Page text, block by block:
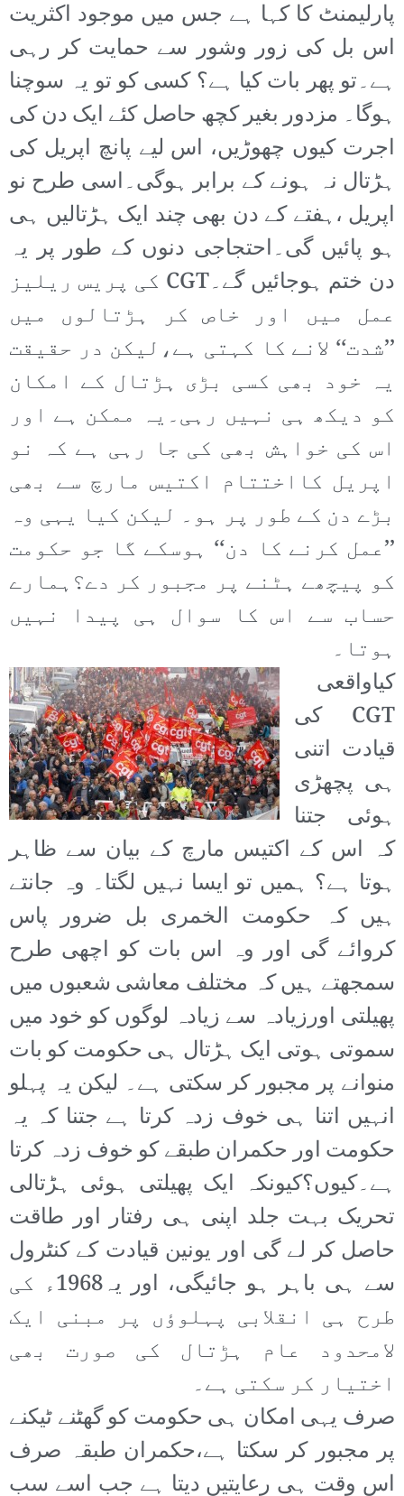
پارلیمنٹ کا کہا ہے جس میں موجود اکثریت
اس بل کی زور وشور سے حمایت کر رہی
ہے۔تو پھر بات کیا ہے؟ کسی کو تو یہ سوچنا
ہوگا۔ مزدور بغیر کچھ حاصل کئے ایک دن کی
اجرت کیوں چھوڑیں، اس لیے پانچ اپریل کی
ہڑتال نہ ہونے کے برابر ہوگی۔اسی طرح نو
اپریل ،ہفتے کے دن بھی چند ایک ہڑتالیں ہی
ہو پائیں گی۔احتجاجی دنوں کے طور پر یہ
دن ختم ہوجائیں گے۔CGT کی پریس ریلیز
عمل میں اور خاص کر ہڑتالوں میں
’’شدت‘‘ لانے کا کہتی ہے،لیکن در حقیقت
یہ خود بھی کسی بڑی ہڑتال کے امکان
کو دیکھ ہی نہیں رہی۔یہ ممکن ہے اور
اس کی خواہش بھی کی جا رہی ہے کہ نو
اپریل کااختتام اکتیس مارچ سے بھی
بڑے دن کے طور پر ہو۔ لیکن کیا یہی وہ
’’عمل کرنے کا دن‘‘ ہوسکے گا جو حکومت
کو پیچھے ہٹنے پر مجبور کر دے؟ہمارے
حساب سے اس کا سوال ہی پیدا نہیں
ہوتا۔
کیاواقعی
CGT کی
قیادت اتنی
ہی پچھڑی
ہوئی جتنا
کہ اس کے اکتیس مارچ کے بیان سے ظاہر
ہوتا ہے؟ ہمیں تو ایسا نہیں لگتا۔ وہ جانتے
ہیں کہ حکومت الخمری بل ضرور پاس
کروائے گی اور وہ اس بات کو اچھی طرح
سمجھتے ہیں کہ مختلف معاشی شعبوں میں
پھیلتی اورزیادہ سے زیادہ لوگوں کو خود میں
سموتی ہوتی ایک ہڑتال ہی حکومت کو بات
منوانے پر مجبور کر سکتی ہے۔ لیکن یہ پہلو
انہیں اتنا ہی خوف زدہ کرتا ہے جتنا کہ یہ
حکومت اور حکمران طبقے کو خوف زدہ کرتا
ہے۔کیوں؟کیونکہ ایک پھیلتی ہوئی ہڑتالی
تحریک بہت جلد اپنی ہی رفتار اور طاقت
حاصل کر لے گی اور یونین قیادت کے کنٹرول
سے ہی باہر ہو جائیگی، اور یہ1968ء کی
طرح ہی انقلابی پہلوؤں پر مبنی ایک
لامحدود عام ہڑتال کی صورت بھی
اختیار کر سکتی ہے۔
صرف یہی امکان ہی حکومت کو گھٹنے ٹیکنے
پر مجبور کر سکتا ہے،حکمران طبقہ صرف
اس وقت ہی رعایتیں دیتا ہے جب اسے سب